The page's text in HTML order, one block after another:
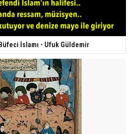
İslamı - Ufuk Güldemir